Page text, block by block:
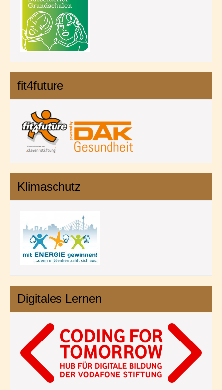
fit4future
Klimaschutz
Digitales Lernen